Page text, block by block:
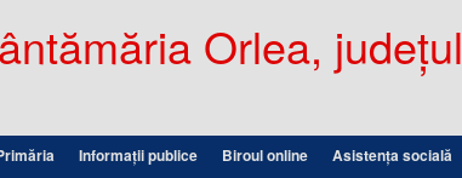
Orlea, județul
Informații publice Biroul online Asistența socială